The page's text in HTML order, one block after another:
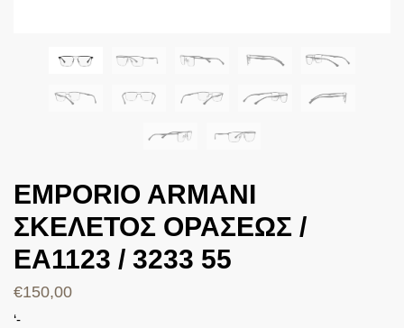
EMPORIO ARMANI
ΣΚΕΛΕΤΟΣ ΟΡΑΣΕΩΣ /
EA1123 / 3233 55
€150,00
‘-